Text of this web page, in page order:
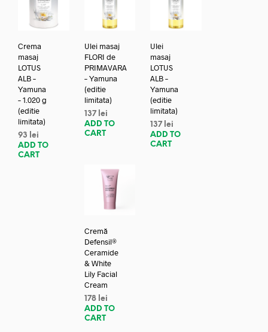
Crema
masaj
LOTUS
ALB –
Yamuna
– 1.020 g
(editie
limitata)
93
lei
ADD TO
CART
Ulei masaj
FLORI de
PRIMAVARA
– Yamuna
(editie
limitata)
137 lei
ADD TO
CART
Ulei
masaj
LOTUS
ALB –
Yamuna
(editie
limitata)
137 lei
ADD TO
CART
Cremă
Defensil®
Ceramide
& White
Lily Facial
Cream
178 lei
ADD TO
CART